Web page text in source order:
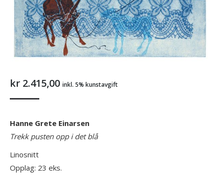
kr 2.415,00 inkl. 5% kunstavgift
Hanne Grete Einarsen
Trekk pusten opp i det blå
Linosnitt
Opplag: 23 eks.